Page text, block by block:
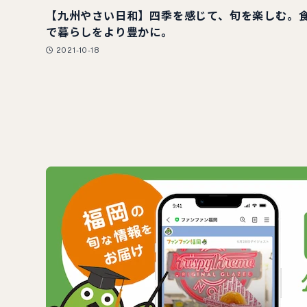
【九州やさい日和】四季を感じて、旬を楽しむ。
で暮らしをより豊かに。
2021-10-18